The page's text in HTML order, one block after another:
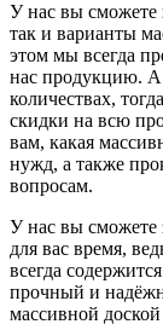
У нас вы сможете
так и варианты
этом мы всегда
нас продукцию. А
количествах,
скидки на всю
вам, какая
нужд, а также
вопросам.
У нас вы сможете
для вас время,
всегда
прочный и
массивной доской